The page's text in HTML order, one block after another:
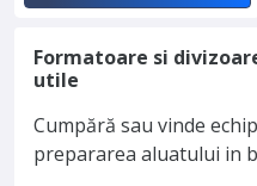
Formatoare si
utile
Cumpără sau vinde
prepararea aluatului in